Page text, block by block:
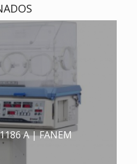
A | FANEM